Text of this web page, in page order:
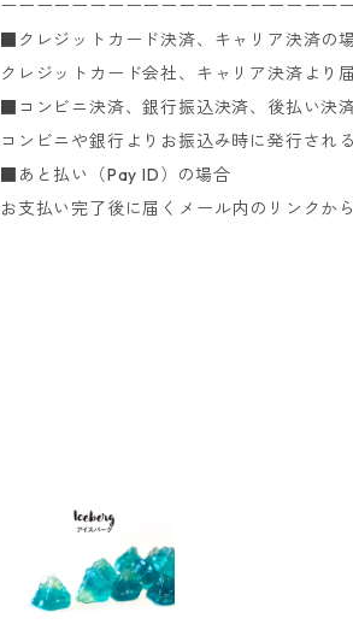
ーーーーーーーーーーーーーーーーーーー
■クレジットカード決済、キャリア決済の
クレジットカード会社、キャリア決済より
■コンビニ決済、銀行振込決済、後払い決
コンビニや銀行よりお振込み時に発行され
■あと払い（Pay ID）の場合
お支払い完了後に届くメール内のリンクか